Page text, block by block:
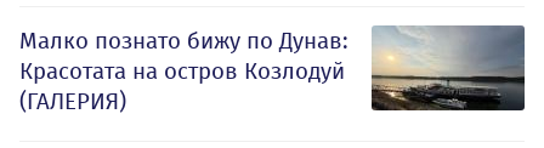
Малко познато бижу по Дунав:
Красотата на остров Козлодуй
(ГАЛЕРИЯ)